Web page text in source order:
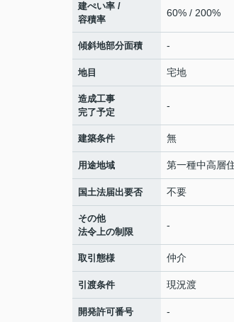
建ぺい率 /
容積率
60% / 200%
傾斜地部分面積 -
地目 宅地
造成工事
完了予定
-
建築条件 無
用途地域 第一種中高層
国土法届出要否 不要
その他
法令上の制限
-
取引態様 仲介
引渡条件 現況渡
開発許可番号 -